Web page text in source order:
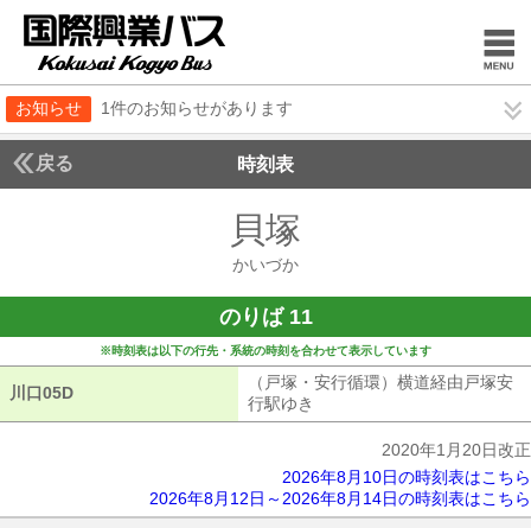
お知らせ 1件のお知らせがあります
戻る 時刻表
貝塚
かいづか
のりば 11
※時刻表は以下の行先・系統の時刻を合わせて表示しています
川口05D
（戸塚・安行循環）横道経由戸塚安
行駅ゆき
2020年1月20日改正
2026年8月10日の時刻表はこちら
2026年8月12日～2026年8月14日の時刻表はこちら